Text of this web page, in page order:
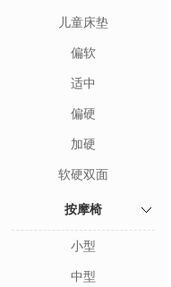
儿童床垫
偏软
适中
偏硬
加硬
软硬双面
按摩椅
小型
中型